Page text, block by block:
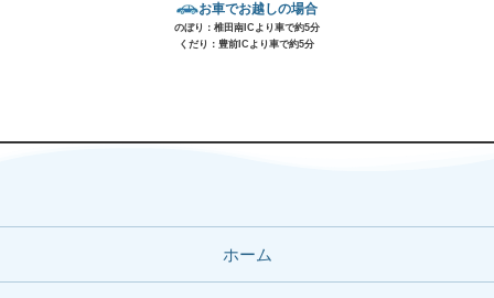
お車でお越しの場合
のぼり：椎田南ICより車で約5分
くだり：豊前ICより車で約5分
ホーム